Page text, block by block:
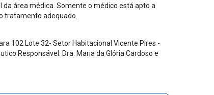
área médica. Somente o médico está apto a
tratamento adequado.
102 Lote 32- Setor Habitacional Vicente Pires -
Responsável: Dra. Maria da Glória Cardoso e